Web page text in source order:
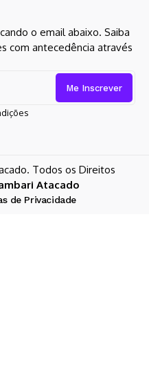
o email abaixo. Saiba
com antecedência através
Todos os Direitos
Atacado
de Privacidade